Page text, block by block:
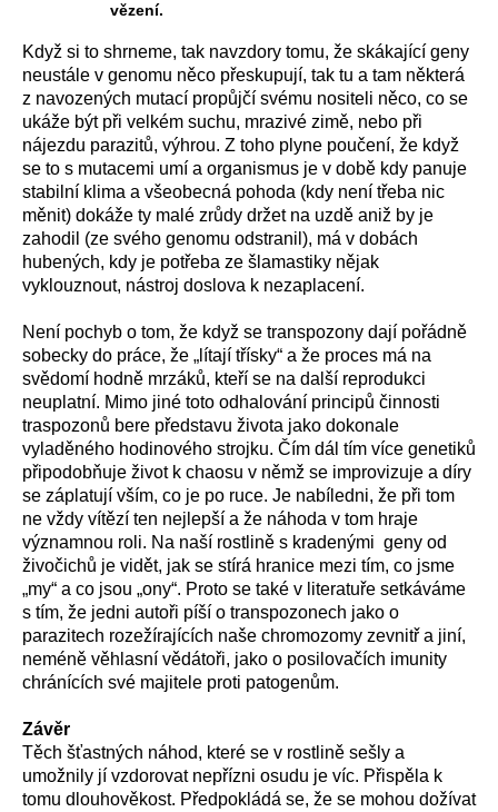
vězení.
Když si to shrneme, tak navzdory tomu, že skákající geny
neustále v genomu něco přeskupují, tak tu a tam některá
z navozených mutací propůjčí svému nositeli něco, co se
ukáže být při velkém suchu, mrazivé zimě, nebo při
nájezdu parazitů, výhrou. Z toho plyne poučení, že když
se to s mutacemi umí a organismus je v době kdy panuje
stabilní klima a všeobecná pohoda (kdy není třeba nic
měnit) dokáže ty malé zrůdy držet na uzdě aniž by je
zahodil (ze svého genomu odstranil), má v dobách
hubených, kdy je potřeba ze šlamastiky nějak
vyklouznout, nástroj doslova k nezaplacení.
Není pochyb o tom, že když se transpozony dají pořádně
sobecky do práce, že „lítají třísky“ a že proces má na
svědomí hodně mrzáků, kteří se na další reprodukci
neuplatní. Mimo jiné toto odhalování principů činnosti
traspozonů bere představu života jako dokonale
vyladěného hodinového strojku. Čím dál tím více genetiků
připodobňuje život k chaosu v němž se improvizuje a díry
se záplatují vším, co je po ruce. Je nabíledni, že při tom
ne vždy vítězí ten nejlepší a že náhoda v tom hraje
významnou roli. Na naší rostlině s kradenými geny od
živočichů je vidět, jak se stírá hranice mezi tím, co jsme
„my“ a co jsou „ony“. Proto se také v literatuře setkáváme
s tím, že jedni autoři píší o transpozonech jako o
parazitech rozežírajících naše chromozomy zevnitř a jiní,
neméně věhlasní vědátoři, jako o posilovačích imunity
chránících své majitele proti patogenům.
Závěr
Těch šťastných náhod, které se v rostlině sešly a
umožni ly jí vzdorovat nepřízni osudu je víc. Přispěla k
tomu dlouhověkost. Předpokládá se, že se mohou dožívat